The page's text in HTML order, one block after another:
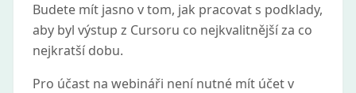
Budete mít jasno v tom, jak pracovat s podklady,
aby byl výstup z Cursoru co nejkvalitnější za co
nejkratší dobu.
Pro účast na webináři není nutné mít účet v